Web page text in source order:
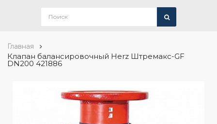
Главная
Клапан балансировочный Herz Штремакс-GF
DN200 421886